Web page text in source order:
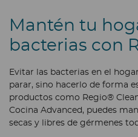
Mantén tu
bacterias con
Evitar las bacterias en el
parar, sino hacerlo de forma
productos como Regio®
Cocina Advanced, puedes
secas y libres de gérmenes